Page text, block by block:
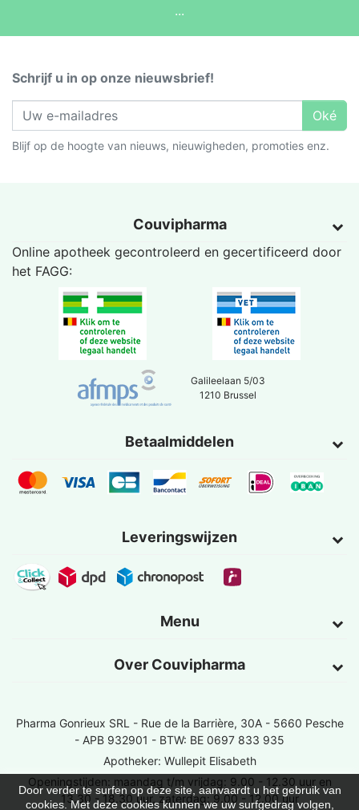
...
Schrijf u in op onze nieuwsbrief!
Oké
Blijf op de hoogte van nieuws, nieuwigheden, promoties enz.
Couvipharma
Online apotheek gecontroleerd en gecertificeerd door
het FAGG:
Galileelaan 5/03
1210 Brussel
Betaalmiddelen
Leveringswijzen
Menu
Over Couvipharma
Door verder te surfen op deze site, aanvaardt u het gebruik van
cookies. Met deze cookies kunnen we uw surfgedrag volgen,
Pharma Gonrieux SRL - Rue de la Barrière, 30A - 5660 Pesche
- APB 932901 - BTW: BE 0697 833 935
Apotheker: Wullepit Elisabeth
Openingstijden: maandag t/m vrijdag: 9.00 - 12.30 uur en
13.30 - 18.30 uur, zaterdag: 9.00 - 12.00 uur